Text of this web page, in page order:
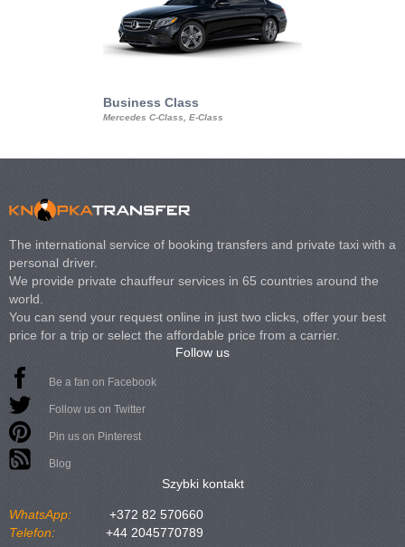
Business Class
Mercedes C-Class, E-Class
The international service of booking transfers and private taxi with a
personal driver.
We provide private chauffeur services in 65 countries around the
world.
You can send your request online in just two clicks, offer your best
price for a trip or select the affordable price from a carrier.
Follow us
Be a fan on Facebook
Follow us on Twitter
Pin us on Pinterest
Blog
Szybki kontakt
WhatsApp:
+372 82 570660
Telefon:
+44 2045770789